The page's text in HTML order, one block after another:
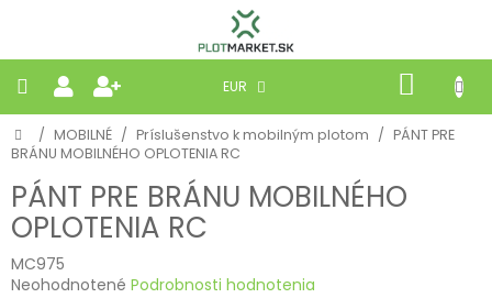
EUR
KOŠÍK
PLETIVÁ
PANELY
BRÁNY
Domov
/ MOBILNÉ / Príslušenstvo k mobilným plotom / PÁNT PRE
BRÁNU MOBILNÉHO OPLOTENIA RC
PÁNT PRE BRÁNU MOBILNÉHO
OPLOTENIA RC
MC975
Priemerné
Neohodnotené Podrobnosti hodnotenia